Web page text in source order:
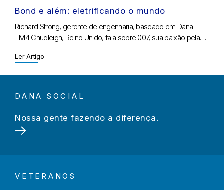
Bond e além: eletrificando o mundo
Richard Strong, gerente de engenharia, baseado em Dana
TM4 Chudleigh, Reino Unido, fala sobre 007, sua paixão pela…
Ler Artigo
DANA SOCIAL
Nossa gente fazendo a diferença.
VETERANOS